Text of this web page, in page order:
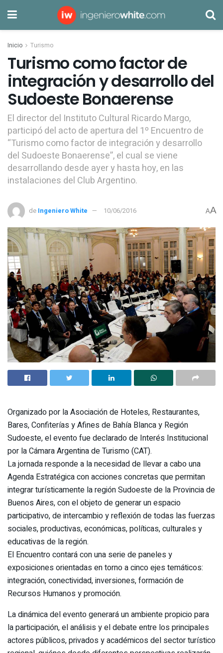
Inicio Turismo
Turismo como factor de
integración y desarrollo del
Sudoeste Bonaerense
El director del Instituto Cultural Ricardo Margo,
participó del acto de apertura del 1º Encuentro de
“Turismo como factor de integración y desarrollo
del Sudoeste Bonaerense”, el cual se viene
desarrollando desde ayer y hasta hoy, en las
instalaciones del Club Argentino.
de Ingeniero White 10/06/2016 AA
Organizado por la Asociación de Hoteles, Restaurantes,
Bares, Confiterías y Afines de Bahía Blanca y Región
Sudoeste, el evento fue declarado de Interés Institucional
por la Cámara Argentina de Turismo (CAT).
La jornada responde a la necesidad de llevar a cabo una
Agenda Estratégica con acciones concretas que permitan
integrar turísticamente la región Sudoeste de la Provincia de
Buenos Aires, con el objeto de generar un espacio
participativo, de intercambio y reflexión de todas las fuerzas
sociales, productivas, económicas, políticas, culturales y
educativas de la región.
El Encuentro contará con una serie de paneles y
exposiciones orientadas en torno a cinco ejes temáticos:
integración, conectividad, inversiones, formación de
Recursos Humanos y promoción.
La dinámica del evento generará un ambiente propicio para
la participación, el análisis y el debate entre los principales
actores públicos, privados y académicos del sector turístico